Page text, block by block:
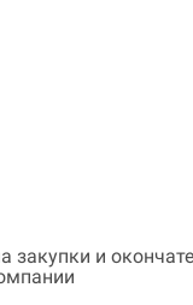
закупки и